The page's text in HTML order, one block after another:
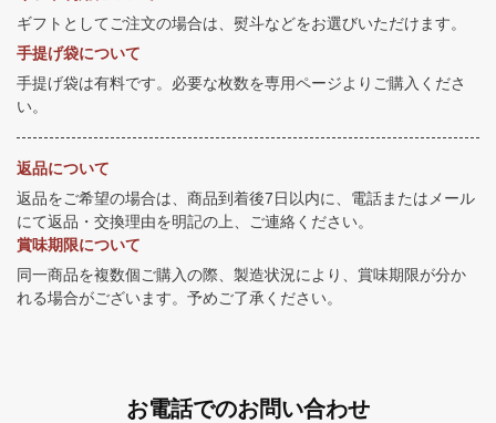
ギフトとしてご注文の場合は、熨斗などをお選びいただけます。
手提げ袋について
手提げ袋は有料です。必要な枚数を専用ページよりご購入くださ
い。
返品について
返品をご希望の場合は、商品到着後7日以内に、電話またはメール
にて返品・交換理由を明記の上、ご連絡ください。
賞味期限について
同一商品を複数個ご購入の際、製造状況により、賞味期限が分か
れる場合がございます。予めご了承ください。
お電話でのお問い合わせ